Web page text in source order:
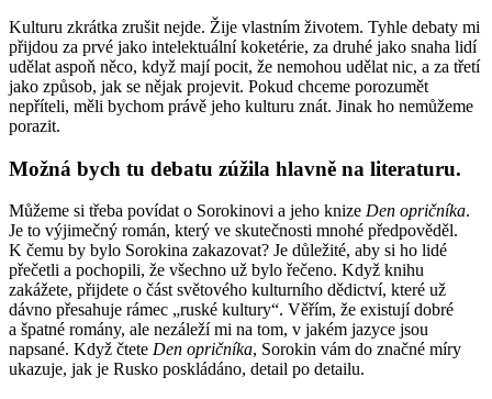
Kulturu zkrátka zrušit nejde. Žije vlastním životem. Tyhle debaty mi
přijdou za prvé jako intelektuální koketérie, za druhé jako snaha lidí
udělat aspoň něco, když mají pocit, že nemohou udělat nic, a za třetí
jako způsob, jak se nějak projevit. Pokud chceme porozumět
nepříteli, měli bychom právě jeho kulturu znát. Jinak ho nemůžeme
porazit.
Možná bych tu debatu zúžila hlavně na literaturu.
Můžeme si třeba povídat o Sorokinovi a jeho knize Den opričníka.
Je to výjimečný román, který ve skutečnosti mnohé předpověděl.
K čemu by bylo Sorokina zakazovat? Je důležité, aby si ho lidé
přečetli a pochopili, že všechno už bylo řečeno. Když knihu
zakážete, přijdete o část světového kulturního dědictví, které už
dávno přesahuje rámec „ruské kultury“. Věřím, že existují dobré
a špatné romány, ale nezáleží mi na tom, v jakém jazyce jsou
napsané. Když čtete Den opričníka, Sorokin vám do značné míry
ukazuje, jak je Rusko poskládáno, detail po detailu.